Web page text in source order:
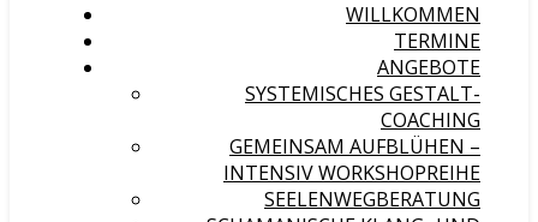
WILLKOMMEN
TERMINE
ANGEBOTE
SYSTEMISCHES GESTALT-
COACHING
GEMEINSAM AUFBLÜHEN –
INTENSIV WORKSHOPREIHE
SEELENWEGBERATUNG